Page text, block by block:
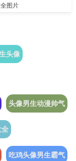
图片
头像
头像男生动漫帅气
吃鸡头像男生霸气